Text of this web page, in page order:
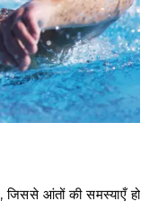
आंतों की समस्याएँ हो